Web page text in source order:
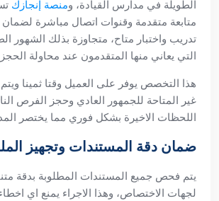
الطويلة في مدارس القيادة، ومنصة إنجازك
متابعة متقدمة وقنوات اتصال مباشرة
تدريب واختبار متاح، متجاوزة بذلك الشهور
التي يعاني منها المتقدمون عند محاولة
هذا التخصص يوفر على العميل وقتا ثمينا
غير المتاحة للجمهور العادي وحجز الفرص
اللحظات الاخيرة بشكل فوري مما يختصر
ضمان دقة المستندات وتجهيز
يتم فحص جميع المستندات المطلوبة بدقة
لجهات الاختصاص، وهذا الاجراء يمنع اي